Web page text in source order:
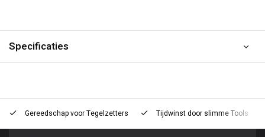
Specificaties
Gereedschap voorTegelzetters Tijdwinst door slimme Tools